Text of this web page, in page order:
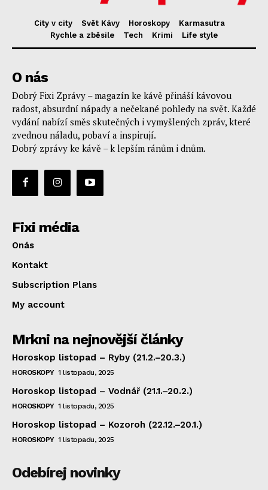
City v city Svět Kávy Horoskopy
Karmasutra
Rychle a zběsile
Tech Krimi Life style
O nás
Dobrý Fixi Zprávy – magazín ke kávě přináší kávovou
radost, absurdní nápady a nečekané pohledy na svět. Každé
vydání nabízí směs skutečných i vymyšlených zpráv, které
zvednou náladu, pobaví a inspirují.
Dobrý zprávy ke kávě – k lepším ránům i dnům.
Fixi média
Onás
Kontakt
Subscription Plans
My account
Mrkni na nejnovější články
Horoskop listopad – Ryby (21.2.–20.3.)
HOROSKOPY 1 listopadu, 2025
Horoskop listopad – Vodnář (21.1.–20.2.)
HOROSKOPY 1 listopadu, 2025
Horoskop listopad – Kozoroh (22.12.–20.1.)
HOROSKOPY 1 listopadu, 2025
Odebírej novinky